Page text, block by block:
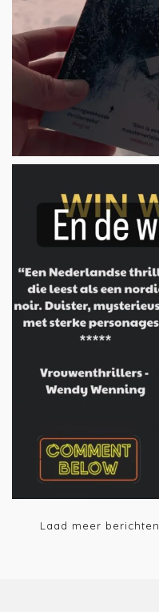
Laad meer berichten